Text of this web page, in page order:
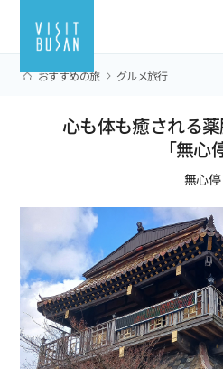
おすすめの旅 グルメ旅行
心も体も癒される薬
「無心
無心停